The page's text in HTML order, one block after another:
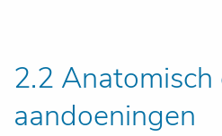
2.2
aandoeningen